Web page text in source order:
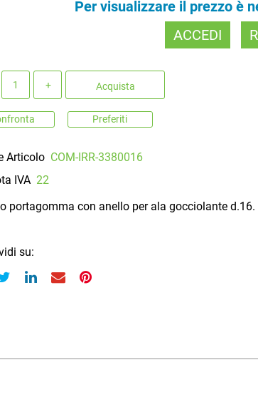
Per visualizzare il prezzo è
ACCEDI
Acquista
Preferiti
Articolo COM-IRR-3380016
IVA 22
portagomma con anello per ala gocciolante d.16.
su: